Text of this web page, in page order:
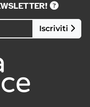
Iscriviti